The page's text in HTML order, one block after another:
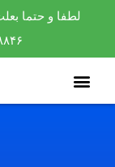
لطفا و حتما